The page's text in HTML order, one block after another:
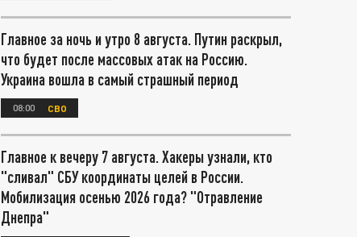
Главное за ночь и утро 8 августа. Путин раскрыл,
что будет после массовых атак на Россию.
Украина вошла в самый страшный период
08:00 СВО
Главное к вечеру 7 августа. Хакеры узнали, кто
"сливал" СБУ координаты целей в России.
Мобилизация осенью 2026 года? "Отравление
Днепра"